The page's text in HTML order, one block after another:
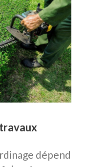
dépend